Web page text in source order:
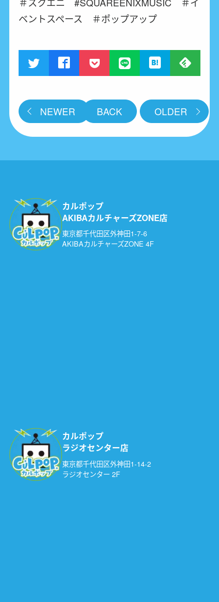
ベントスペース ＃ポップアップ
NEWER BACK OLDER
カルポップ
AKIBAカルチャーズZONE店
東京都千代田区外神田1-7-6
AKIBAカルチャーズZONE 4F
カルポップ
ラジオセンター店
東京都千代田区外神田1-14-2
ラジオセンター 2F